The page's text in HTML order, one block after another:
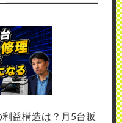
益構造は？月5台販